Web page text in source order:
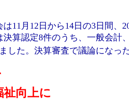
11月12日から14日の3日間、
算認定8件のうち、一般会計
した。決算審査で議論になっ
祉向上に